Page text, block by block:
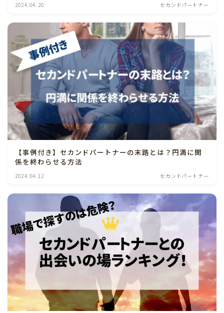
2024.04.20 セカンドパートナー
【事例付き】セカンドパートナーの末路とは？円満に関
係を終わらせる方法
2024.04.12 セカンドパートナー